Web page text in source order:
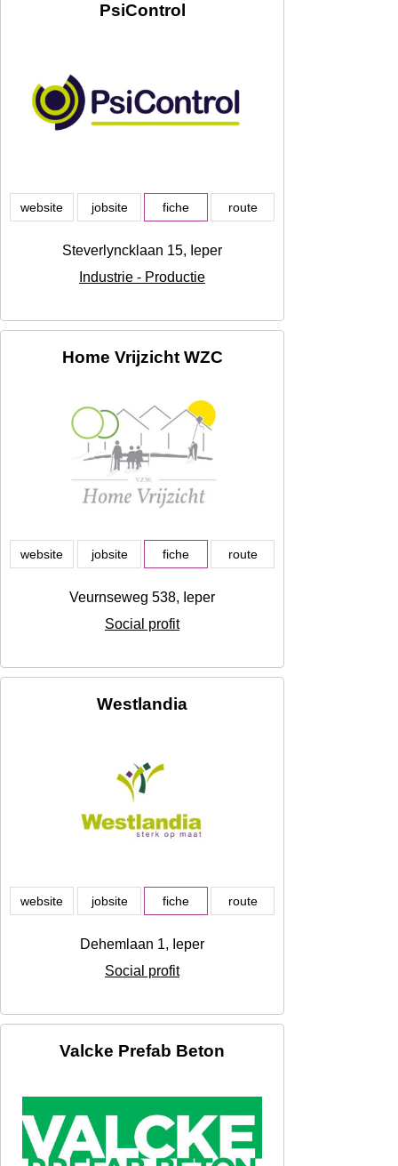
PsiControl
website jobsite fiche route
Steverlyncklaan 15, Ieper
Industrie - Productie
Home Vrijzicht WZC
website jobsite fiche route
Veurnseweg 538, Ieper
Social profit
Westlandia
website jobsite fiche route
Dehemlaan 1, Ieper
Social profit
Valcke Prefab Beton